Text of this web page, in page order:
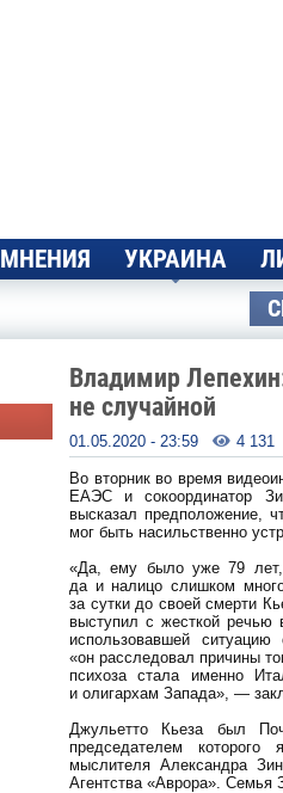
МНЕНИЯ УКРАИНА
Владимир
не случайной
01.05.2020 - 23:59  4 131
Во вторник во время
ЕАЭС и сокоординатор
высказал предположение,
мог быть насильственно
«Да, ему было уже 79
да и налицо слишком
за сутки до своей смерти
выступил с жесткой речью
использовавшей
«он расследовал причины
психоза стала именно
и олигархам Запада», —
Джульетто Кьеза был
председателем
мыслителя Александра
Агентства «Аврора». Семья